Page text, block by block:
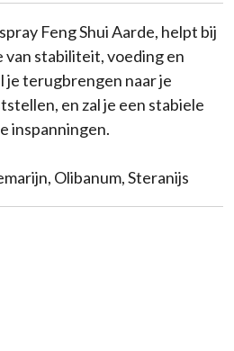
Feng Shui Aarde, helpt bij
stabiliteit, voeding en
je terugbrengen naar je
en zal je een stabiele
inspanningen.
Olibanum, Steranijs